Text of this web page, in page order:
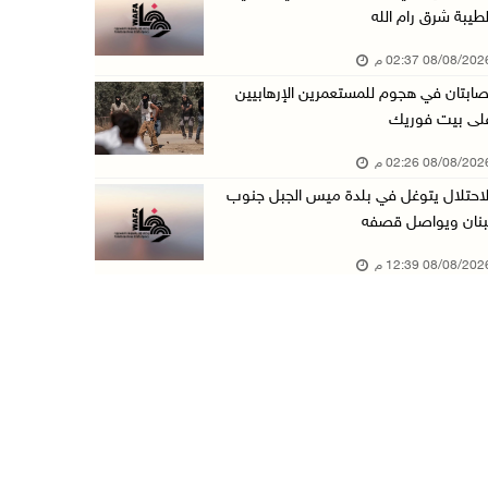
الاحتلال يتوغل في بلدة ميس الجبل جنوب لبنان و ...
سلطة المياه تطلق مشروعا وطنيا يقود التحول نحو ...
الإعصار "دولفين" يضرب أوكيناوا باليابان والصي ...
08/آب/2026 12:08 م
شرق رام الله
08/2026 02:37 م
في هجوم للمستعمرين الإرهابيين
بيت فوريك
08/2026 02:26 م
يتوغل في بلدة ميس الجبل جنوب
ويواصل قصفه
08/2026 12:39 م